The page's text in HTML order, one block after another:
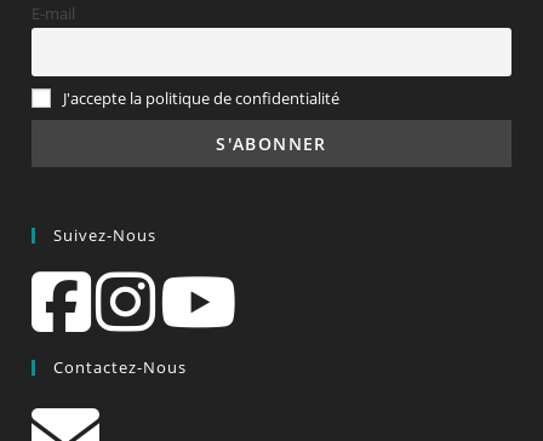
E-mail
J'accepte la politique de confidentialité
Suivez-Nous
Contactez-Nous